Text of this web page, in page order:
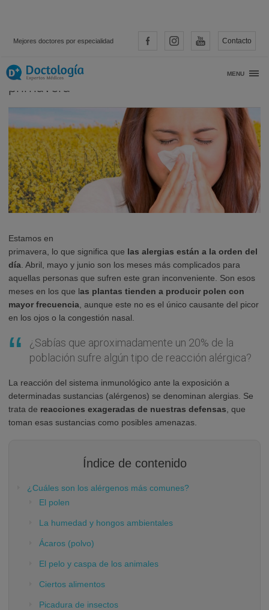
Mejores doctores por especialidad Contacto
MENU
Alergias, el enemigo que llega con la
primavera
Estamos en
primavera, lo que significa que las alergias están a la orden del
día . Abril, mayo y junio son los meses más complicados para
aquellas personas que sufren este gran inconveniente. Son esos
meses en los que las plantas tienden a producir polen con
mayor frecuencia , aunque este no es el único causante del picor
en los ojos o la congestión nasal.
¿Sabías que aproximadamente un 20% de la
población sufre algún tipo de reacción alérgica?
La reacción del sistema inmunológico ante la exposición a
determinadas sustancias (alérgenos) se denominan alergias. Se
trata de reacciones exageradas de nuestras defensas , que
toman esas sustancias como posibles amenazas.
Índice de contenido
¿Cuáles son los alérgenos más comunes?
El polen
La humedad y hongos ambientales
Ácaros (polvo)
El pelo y caspa de los animales
Ciertos alimentos
Picadura de insectos